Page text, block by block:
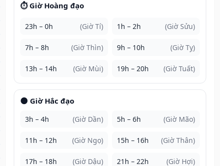
⏱️ Giờ Hoàng đạo
23h – 0h (Giờ Tí) 1h – 2h (Giờ Sửu)
7h – 8h (Giờ Thìn) 9h – 10h (Giờ Tỵ)
13h – 14h (Giờ Mùi) 19h – 20h (Giờ Tuất)
🌑 Giờ Hắc đạo
3h – 4h (Giờ Dần) 5h – 6h (Giờ Mão)
11h – 12h (Giờ Ngọ) 15h – 16h (Giờ Thân)
17h – 18h (Giờ Dậu) 21h – 22h (Giờ Hợi)